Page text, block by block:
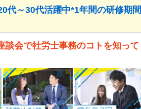
代～30代活躍中*1年間の研修期間
談会で社労士事務のコトを知って